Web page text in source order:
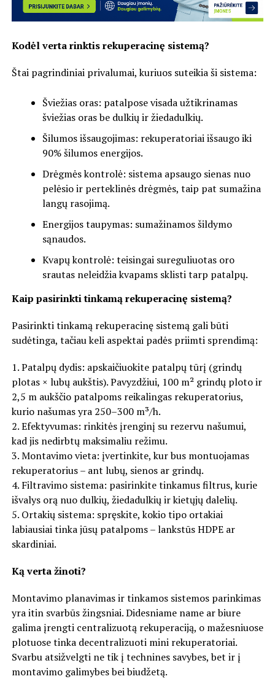
Kodėl verta rinktis rekuperacinę sistemą?
Štai pagrindiniai privalumai, kuriuos suteikia ši sistema:
Šviežias oras: patalpose visada užtikrinamas
šviežias oras be dulkių ir žiedadulkių.
Šilumos išsaugojimas: rekuperatoriai išsaugo iki
90% šilumos energijos.
Drėgmės kontrolė: sistema apsaugo sienas nuo
pelėsio ir perteklinės drėgmės, taip pat sumažina
langų rasojimą.
Energijos taupymas: sumažinamos šildymo
sąnaudos.
Kvapų kontrolė: teisingai sureguliuotas oro
srautas neleidžia kvapams sklisti tarp patalpų.
Kaip pasirinkti tinkamą rekuperacinę sistemą?
Pasirinkti tinkamą rekuperacinę sistemą gali būti
sudėtinga, tačiau keli aspektai padės priimti sprendimą:
1. Patalpų dydis: apskaičiuokite patalpų tūrį (grindų
plotas × lubų aukštis). Pavyzdžiui, 100 m² grindų ploto ir
2,5 m aukščio patalpoms reikalingas rekuperatorius,
kurio našumas yra 250–300 m³/h.
2. Efektyvumas: rinkitės įrenginį su rezervu našumui,
kad jis nedirbtų maksimaliu režimu.
3. Montavimo vieta: įvertinkite, kur bus montuojamas
rekuperatorius – ant lubų, sienos ar grindų.
4. Filtravimo sistema: pasirinkite tinkamus filtrus, kurie
išvalys orą nuo dulkių, žiedadulkių ir kietųjų dalelių.
5. Ortakių sistema: spręskite, kokio tipo ortakiai
labiausiai tinka jūsų patalpoms – lankstūs HDPE ar
skardiniai.
Ką verta žinoti?
Montavimo planavimas ir tinkamos sistemos parinkimas
yra itin svarbūs žingsniai. Didesniame name ar biure
galima įrengti centralizuotą rekuperaciją, o mažesniuose
plotuose tinka decentralizuoti mini rekuperatoriai.
Svarbu atsižvelgti ne tik į technines savybes, bet ir į
montavimo galimybes bei biudžetą.